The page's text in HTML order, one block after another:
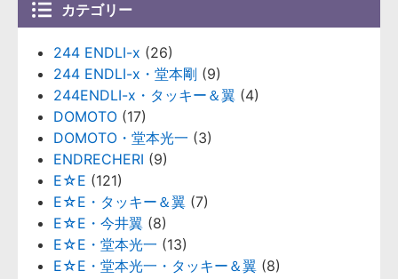
カテゴリー
244 ENDLI-x (26)
244 ENDLI-x・堂本剛 (9)
244ENDLI-x・タッキー＆翼 (4)
DOMOTO (17)
DOMOTO・堂本光一 (3)
ENDRECHERI (9)
E☆E (121)
E☆E・タッキー＆翼 (7)
E☆E・今井翼 (8)
E☆E・堂本光一 (13)
E☆E・堂本光一・タッキー＆翼 (8)